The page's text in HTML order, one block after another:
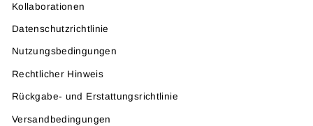
Kollaborationen
Datenschutzrichtlinie
Nutzungsbedingungen
Rechtlicher Hinweis
Rückgabe- und Erstattungsrichtlinie
Versandbedingungen